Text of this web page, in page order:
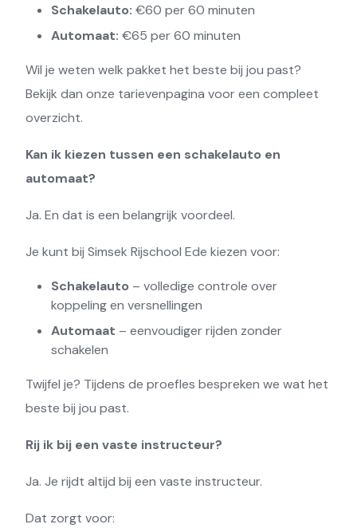
Schakelauto: €60 per 60 minuten
Automaat: €65 per 60 minuten
Wil je weten welk pakket het beste bij jou past?
Bekijk dan onze tarievenpagina voor een compleet
overzicht.
Kan ik kiezen tussen een schakelauto en
automaat?
Ja. En dat is een belangrijk voordeel.
Je kunt bij Simsek Rijschool Ede kiezen voor:
Schakelauto – volledige controle over
koppeling en versnellingen
Automaat – eenvoudiger rijden zonder
schakelen
Twijfel je? Tijdens de proefles bespreken we wat het
beste bij jou past.
Rij ik bij een vaste instructeur?
Ja. Je rijdt altijd bij een vaste instructeur.
Dat zorgt voor: